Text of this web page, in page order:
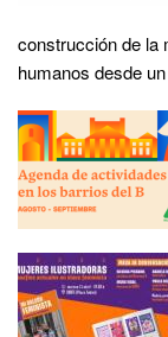
construcción de la
humanos desde